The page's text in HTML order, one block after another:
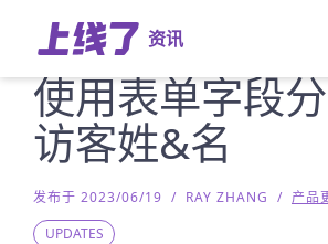
资讯
使用表单字段
访客姓&名
发布于 2023/06/19 / RAY ZHANG / 产品
UPDATES